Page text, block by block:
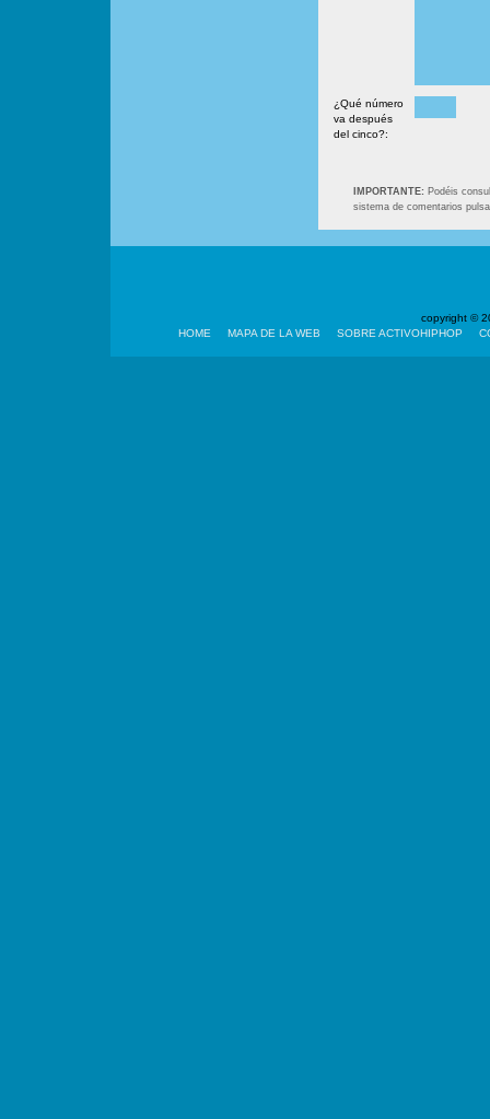
¿Qué número
va después
del cinco?:
IMPORTANTE: Podéis
sistema de comentarios
copyright ©
HOME
MAPA DE LA WEB SOBRE ACTIVOHIPHOP